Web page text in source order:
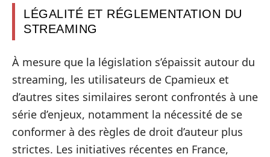
LÉGALITÉ ET RÉGLEMENTATION DU
STREAMING
À mesure que la législation s’épaissit autour du
streaming, les utilisateurs de Cpamieux et
d’autres sites similaires seront confrontés à une
série d’enjeux, notamment la nécessité de se
conformer à des règles de droit d’auteur plus
strictes. Les initiatives récentes en France,